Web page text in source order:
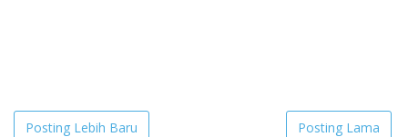
Posting Lebih Baru Posting Lama